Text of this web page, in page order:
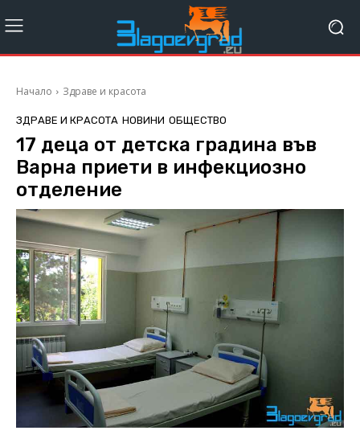
Начало Здраве и красота
ЗДРАВЕ И КРАСОТА НОВИНИ ОБЩЕСТВО
17 деца от детска градина във
Варна приети в инфекциозно
отделение